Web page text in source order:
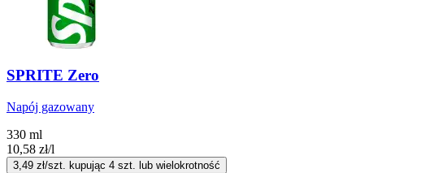
SPRITE Zero
Napój gazowany
330 ml
10,58 zł/l
3,49 zł/szt. kupując 4 szt. lub wielokrotność